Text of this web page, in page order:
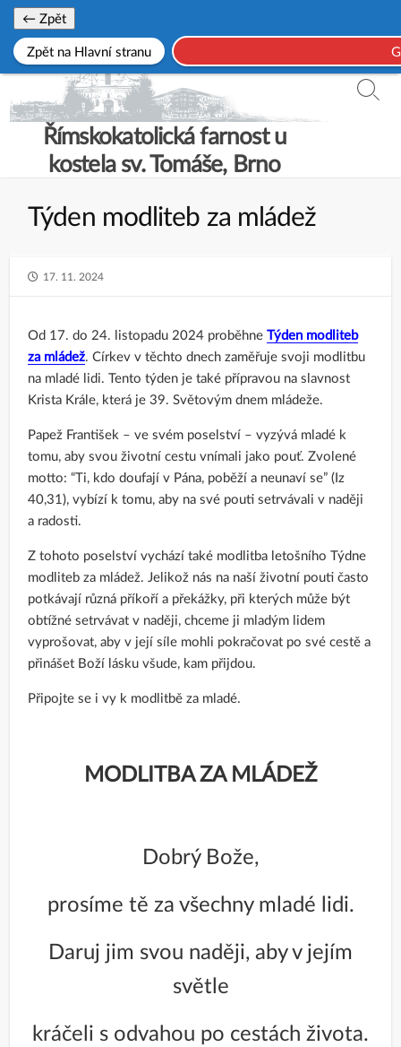
Skip
content
Římskokatolická farnost u
kostela sv. Tomáše, Brno
Týden modliteb za mládež
PUBLISHED
17. 11. 2024
Od 17. do 24. listopadu 2024 proběhneTýden modliteb
za mládež. Církev v těchto dnech zaměřuje svoji modlitbu
na mladé lidi. Tento týden je také přípravou na slavnost
Krista Krále, která je 39. Světovým dnem mládeže.
Papež František – ve svém poselství – vyzývá mladé k
tomu, aby svou životní cestu vnímali jako pouť. Zvolené
motto: “Ti, kdo doufají v Pána, poběží a neunaví se” (Iz
40,31), vybízí k tomu, aby na své pouti setrvávali v naději
a radosti.
Z tohoto poselství vychází také modlitba letošního Týdne
modliteb za mládež. Jelikož nás na naší životní pouti často
potkávají různá příkoří a překážky, při kterých může být
obtížné setrvávat v naději, chceme ji mladým lidem
vyprošovat, aby v její síle mohli pokračovat po své cestě a
přinášet Boží lásku všude, kam přijdou.
Připojte se i vy k modlitbě za mladé.
MODLITBA ZA MLÁDEŽ
Dobrý Bože,
prosíme tě za všechny mladé lidi.
Daruj jim svou naději, aby v jejím
světle
kráčeli s odvahou po cestách života.
← Zpět
Zpět na Hlavní stranu